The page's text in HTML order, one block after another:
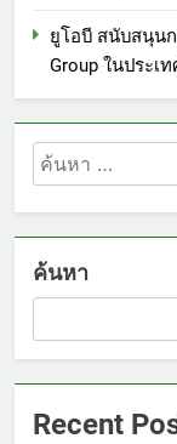
ยูโอบี สนับสนุน
Group ในประเ
ค้นหา
สำหรับ:
ค้นหา
Recent